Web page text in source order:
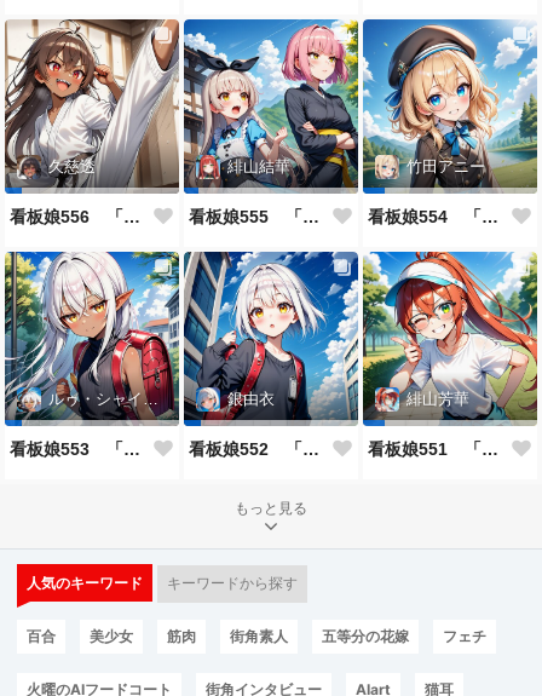
久慈透
看板娘556 「久慈透のよもやま話」
緋山結華
看板娘555 「帰還、そして目覚め。」
竹田アニー
看板娘554 「竹田アニーのよもやま話」
ルゥ・シャイニー
看板娘553 「ルゥ・シャイニーのよもやま話」
銀由衣
看板娘552 「銀由衣」
緋山芳華
看板娘551 「緋山芳華のよもやま話」
もっと見る
人気のキーワード キーワードから探す
百合 美少女 筋肉 街角素人 五等分の花嫁 フェチ
火曜のAIフードコート 街角インタビュー AIart 猫耳